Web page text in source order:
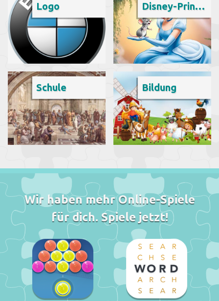
Logo Disney-Prinzessinnen
Schule Bildung
Wir haben mehr Online-Spiele
für dich. Spiele jetzt!